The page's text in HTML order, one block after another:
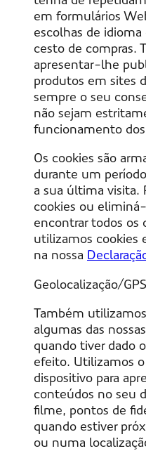
em formulários
escolhas de
cesto de compras.
apresentar-lhe
produtos em sites
sempre o seu
não sejam
funcionamento
Os cookies são
durante um
a sua última visita.
cookies ou
encontrar todos os
utilizamos cookies
na nossa
Geolocalização/GPS
Também
algumas das
quando tiver dado
efeito. Utilizamos o
dispositivo para
conteúdos no seu
filme, pontos de
quando estiver
ou numa